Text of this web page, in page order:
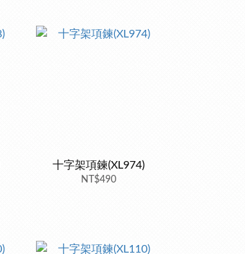
十字架項鍊(XL974)
NT$490